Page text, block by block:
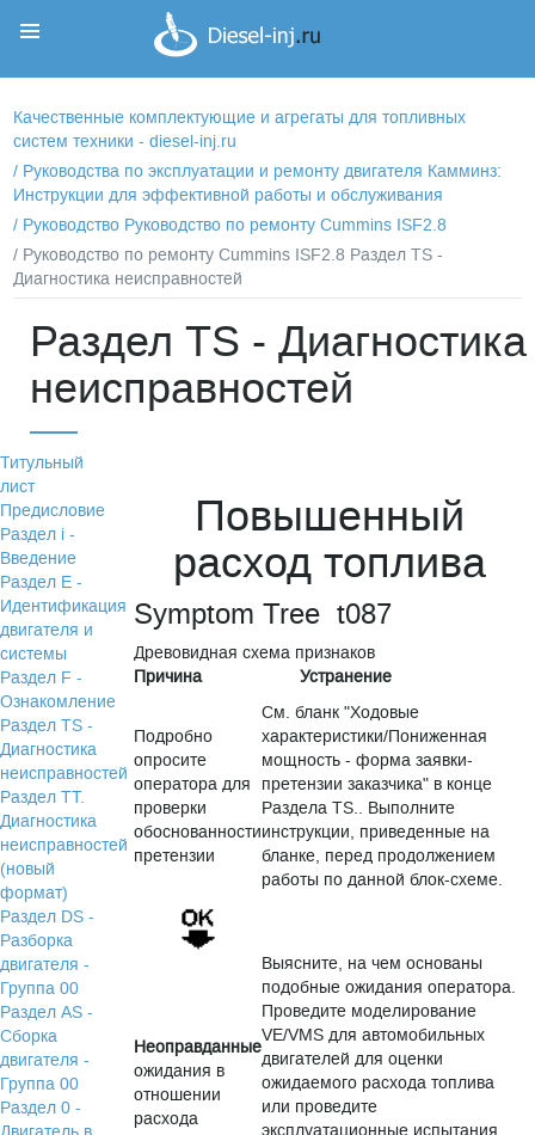
Качественные комплектующие и агрегаты для топливных
систем техники - diesel-inj.ru
/ Руководства по эксплуатации и ремонту двигателя Камминз:
Инструкции для эффективной работы и обслуживания
/ Руководство Руководство по ремонту Cummins ISF2.8
/ Руководство по ремонту Cummins ISF2.8 Раздел TS -
Диагностика неисправностей
Раздел TS - Диагностика
неисправностей
Титульный
лист
Предисловие
Раздел i -
Введение
Раздел Е -
Идентификация
двигателя и
системы
Раздел F -
Ознакомление
Раздел TS -
Диагностика
неисправностей
Раздел TТ.
Диагностика
неисправностей
(новый
формат)
Раздел DS -
Разборка
двигателя -
Группа 00
Раздел АS -
Сборка
двигателя -
Группа 00
Раздел 0 -
Повышенный
расход топлива
Symptom Tree t087
Древовидная схема признаков
Причина
Устранение
Подробно
опросите
оператора для
проверки
обоснованности
претензии
См. бланк "Ходовые
характеристики/Пониженная
мощность - форма заявки-
претензии заказчика" в конце
Раздела TS.. Выполните
инструкции, приведенные на
бланке, перед продолжением
работы по данной блок-схеме.
Неоправданные
ожидания в
отношении
расхода
Выясните, на чем основаны
подобные ожидания оператора.
Проведите моделирование
VE/VMS для автомобильных
двигателей для оценки
ожидаемого расхода топлива
или проведите